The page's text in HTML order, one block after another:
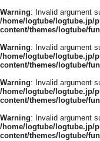
Warning: Invalid argument
/home/logtube/logtube.jp/
content/themes/logtube/
Warning: Invalid argument
/home/logtube/logtube.jp/
content/themes/logtube/
Warning: Invalid argument
/home/logtube/logtube.jp/
content/themes/logtube/
Warning: Invalid argument
/home/logtube/logtube.jp/
content/themes/logtube/